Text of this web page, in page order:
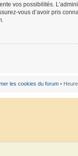
vos possibilités.
vous d’avoir pris
les cookies du forum •